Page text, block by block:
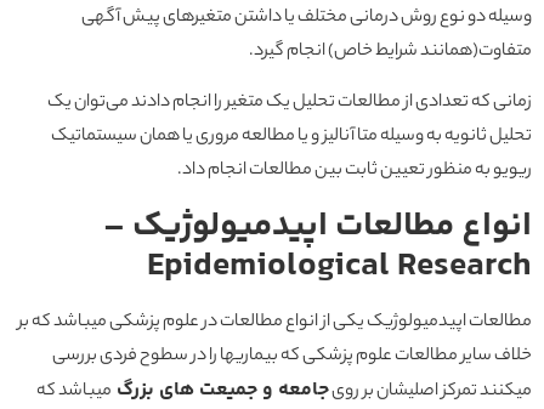
وسیله دو نوع روش درمانی مختلف یا داشتن متغیرهای پیش آگهی
متفاوت(همانند شرایط خاص) انجام گیرد.
زمانی که تعدادی از مطالعات تحلیل یک متغیر را انجام دادند می‌توان یک
تحلیل ثانویه به وسیله متا آنالیز و یا مطالعه مروری یا همان سیستماتیک
ریویو به منظور تعیین ثابت بین مطالعات انجام داد.
انواع مطالعات اپیدمیولوژیک –
Epidemiological Research
مطالعات اپیدمیولوژیک یکی از انواع مطالعات در علوم پزشکی میباشد که بر
خلاف سایر مطالعات علوم پزشکی که بیماریها را در سطوح فردی بررسی
میکنند تمرکز اصلیشان بر رویجامعه و جمیعت های بزرگ میباشد که